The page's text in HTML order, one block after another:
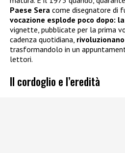
Paese Sera come disegnatore di
vocazione esplode poco dopo:
vignette, pubblicate per la prima
cadenza quotidiana,
trasformandolo in un
lettori.
Il cordoglio e l’eredità